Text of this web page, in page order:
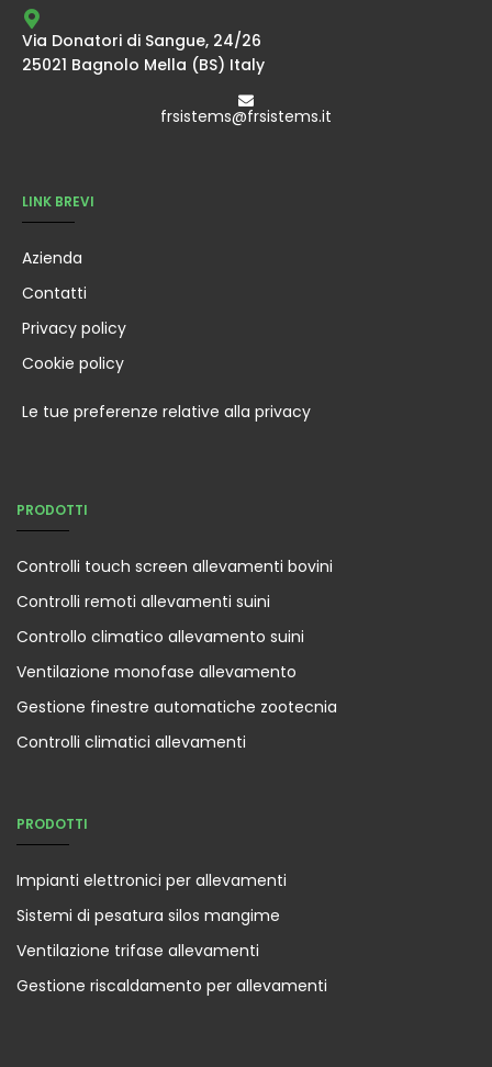
Via Donatori di Sangue, 24/26
25021 Bagnolo Mella (BS) Italy
frsistems@frsistems.it
LINK BREVI
Azienda
Contatti
Privacy policy
Cookie policy
Le tue preferenze relative alla privacy
PRODOTTI
Controlli touch screen allevamenti bovini
Controlli remoti allevamenti suini
Controllo climatico allevamento suini
Ventilazione monofase allevamento
Gestione finestre automatiche zootecnia
Controlli climatici allevamenti
PRODOTTI
Impianti elettronici per allevamenti
Sistemi di pesatura silos mangime
Ventilazione trifase allevamenti
Gestione riscaldamento per allevamenti